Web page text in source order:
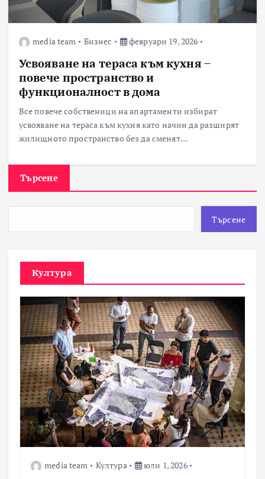
media team Бизнес февруари 19, 2026
Усвояване на тераса към кухня –
повече пространство и
функционалност в дома
Все повече собственици на апартаменти избират
усвояване на тераса към кухня като начин да разширят
жилищното пространство без да сменят…
Търсене
Търсене
Култура
media team Култура юли 1, 2026